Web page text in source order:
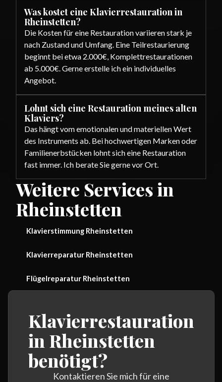
Was kostet eine Klavierrestauration in
Rheinstetten?
Die Kosten für eine Restauration variieren stark je
nach Zustand und Umfang. Eine Teilrestaurierung
beginnt bei etwa 2.000€, Komplettrestaurationen
ab 5.000€. Gerne erstelle ich ein individuelles
Angebot.
Lohnt sich eine Restauration meines alten
Klaviers?
Das hängt vom emotionalen und materiellen Wert
des Instruments ab. Bei hochwertigen Marken oder
Familienerbstücken lohnt sich eine Restauration
fast immer. Ich berate Sie gerne vor Ort.
Weitere Services in
Rheinstetten
Klavierstimmung Rheinstetten
Klavierreparatur Rheinstetten
Flügelreparatur Rheinstetten
Klavierrestauration
in Rheinstetten
benötigt?
Kontaktieren Sie mich für eine